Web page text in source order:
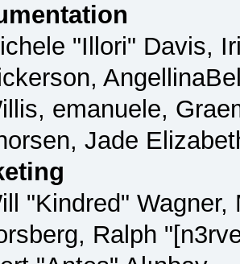
"Illori" Davis,
emanuele,
Jade
"Kindred" Wagner,
Ralph